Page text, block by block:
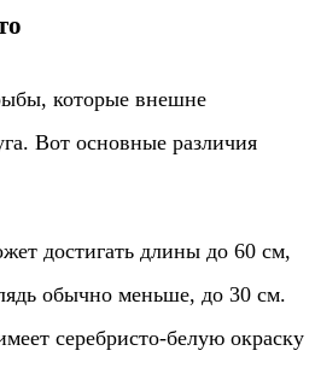
которые внешне
Вот основные различия
достигать длины до 60 см,
обычно меньше, до 30 см.
серебристо-белую окраску